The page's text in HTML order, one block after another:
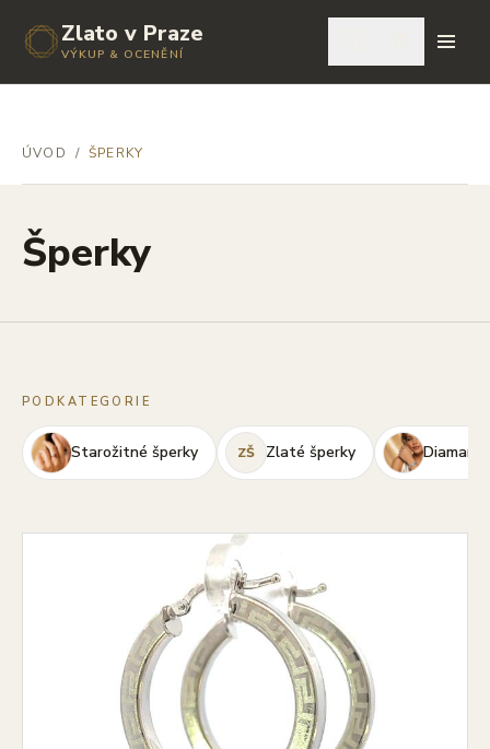
Zlato v Praze
VÝKUP & OCENĚNÍ
ÚVOD / ŠPERKY
Šperky
PODKATEGORIE
Starožitné šperky ZŠ Zlaté šperky